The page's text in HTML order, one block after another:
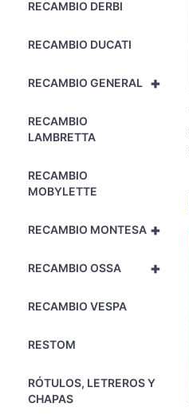
RECAMBIO DERBI
RECAMBIO DUCATI
+
RECAMBIO GENERAL
RECAMBIO
LAMBRETTA
RECAMBIO
MOBYLETTE
+
RECAMBIO MONTESA
+
RECAMBIO OSSA
RECAMBIO VESPA
RESTOM
RÓTULOS, LETREROS Y
CHAPAS